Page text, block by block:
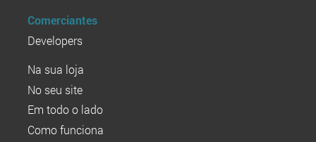
Comerciantes
Developers
Na sua loja
No seu site
Em todo o lado
Como funciona